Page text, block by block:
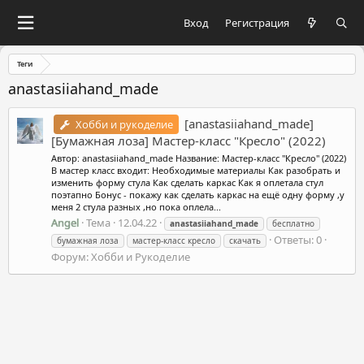
Вход Регистрация
Теги
anastasiiahand_made
Хобби и рукоделие
[anastasiiahand_made]
[Бумажная лоза] Мастер-класс "Кресло" (2022)
Автор: anastasiiahand_made Название: Мастер-класс "Кресло" (2022)
В мастер класс входит: Необходимые материалы Как разобрать и
изменить форму стула Как сделать каркас Как я оплетала стул
поэтапно Бонус - покажу как сделать каркас на ещё одну форму ,у
меня 2 стула разных ,но пока оплела...
Angel Тема 12.04.22 anastasiiahand_made
бесплатно
бумажная лоза
мастер-класс кресло скачать
Ответы: 0
Форум:Хобби и Рукоделие